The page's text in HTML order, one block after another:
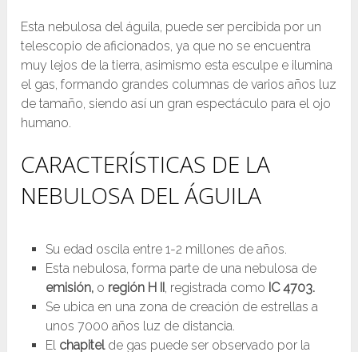
Esta nebulosa del águila, puede ser percibida por un
telescopio de aficionados, ya que no se encuentra
muy lejos de la tierra, asimismo esta esculpe e ilumina
el gas, formando grandes columnas de varios años luz
de tamaño, siendo así un gran espectáculo para el ojo
humano.
CARACTERÍSTICAS DE LA
NEBULOSA DEL ÁGUILA
Su edad oscila entre 1-2 millones de años.
Esta nebulosa, forma parte de una nebulosa de
emisión,o región H II, registrada como IC 4703.
Se ubica en una zona de creación de estrellas a
unos 7000 años luz de distancia.
El chapitelde gas puede ser observado por la